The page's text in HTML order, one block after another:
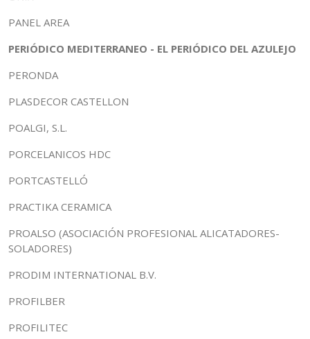
PANEL AREA
PERIÓDICO MEDITERRANEO - EL PERIÓDICO DEL AZULEJO
PERONDA
PLASDECOR CASTELLON
POALGI, S.L.
PORCELANICOS HDC
PORTCASTELLÓ
PRACTIKA CERAMICA
PROALSO (ASOCIACIÓN PROFESIONAL ALICATADORES-
SOLADORES)
PRODIM INTERNATIONAL B.V.
PROFILBER
PROFILITEC